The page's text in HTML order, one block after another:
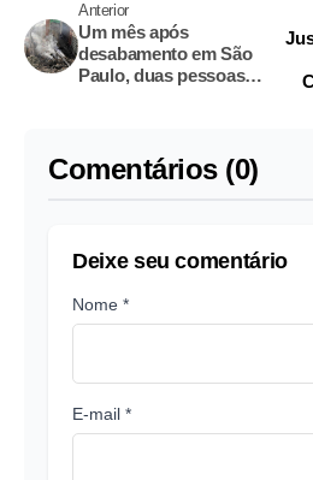
Anterior
Um mês após
desabamento em São
Paulo, duas pessoas
Comentários (0)
Deixe seu comentário
Nome *
E-mail *